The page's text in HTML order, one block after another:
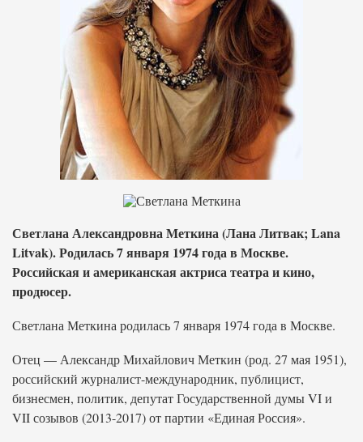
Светлана Александровна Меткина (Лана Литвак; Lana
Litvak). Родилась 7 января 1974 года в Москве.
Российская и американская актриса театра и кино,
продюсер.
Светлана Меткина родилась 7 января 1974 года в Москве.
Отец — Александр Михайлович Меткин (род. 27 мая 1951),
российский журналист-международник, публицист,
бизнесмен, политик, депутат Государственной думы VI и
VII созывов (2013-2017) от партии «Единая Россия».